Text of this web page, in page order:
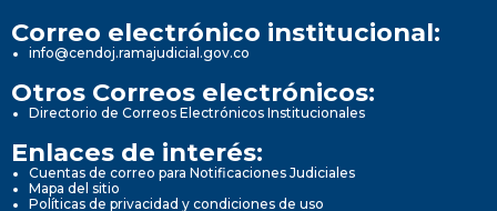
Correo electrónico institucional:
info@cendoj.ramajudicial.gov.co
Otros Correos electrónicos:
Directorio de Correos Electrónicos Institucionales
Enlaces de interés:
Cuentas de correo para Notificaciones Judiciales
Mapa del sitio
Políticas de privacidad y condiciones de uso